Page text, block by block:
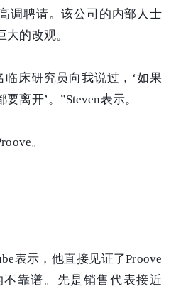
调聘请。该公司的内部人士
的改观。
临床研究员向我说过，‘如果
离开’。”Steven表示。
。
表示，他直接见证了Proove
靠谱。先是销售代表接近